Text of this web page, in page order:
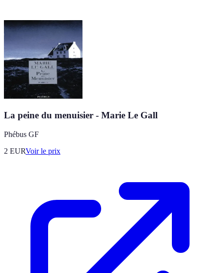
La peine du menuisier - Marie Le Gall
Phébus GF
2 EURVoir le prix